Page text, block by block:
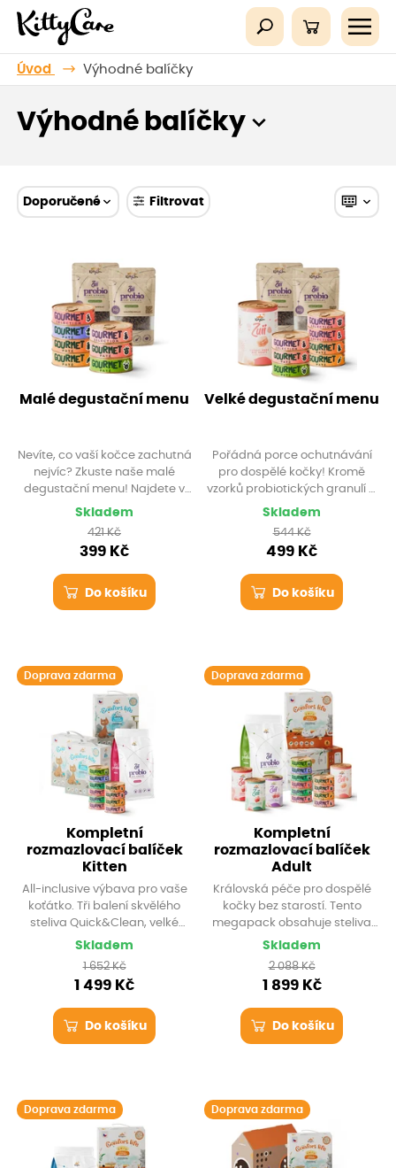
Úvod Výhodné balíčky
Výhodné balíčky
Doporučené Filtrovat
Malé degustační menu
Nevíte, co vaší kočce zachutná
nejvíc? Zkuste naše malé
degustační menu! Najdete v
něm vzorky probiotických
masových kousků Gourmet.
Ideální pro první seznámení s
KittyCare.
Skladem
421 Kč
399 Kč
Do košíku
Velké degustační menu
Pořádná porce ochutnávání
pro dospělé kočky! Kromě
vzorků probiotických granulí a
lahodných porcí Gourmet Paté
čistého kuřecího masa Zuii.
Skladem
544 Kč
499 Kč
Do košíku
Doprava zdarma
Krabicový domek zdarma
Kompletní
rozmazlovací balíček
Kitten
All-inclusive výbava pro vaše
koťátko. Tři balení skvělého
steliva Quick&Clean, velké
balení granulí Probio Kitten a
Gourmet. Vše doručíme
zdarma a z krabice navíc
postavíte parádní kočičí
domeček!
Skladem
1 652 Kč
1 499 Kč
Do košíku
Doprava zdarma
Krabicový domek zdarma
Kompletní
rozmazlovací balíček
Adult
Královská péče pro dospělé
kočky bez starostí. Tento
megapack obsahuje steliva
Full House, probiotické
Gourmet masíček a navíc 4
velké masové konzervy Zuii.
Doprava i kočičí domeček z
přepravní krabice jsou k setu
Skladem
2 088 Kč
1 899 Kč
Do košíku
Doprava zdarma
Krabicový domek zdarma
Doprava zdarma
Krabicový domek zdarma